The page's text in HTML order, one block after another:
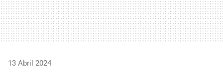
13 Abril 2024